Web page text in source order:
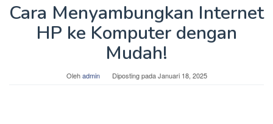
Cara Menyambungkan Internet
HP ke Komputer dengan
Mudah!
Olehadmin Diposting padaJanuari 18, 2025